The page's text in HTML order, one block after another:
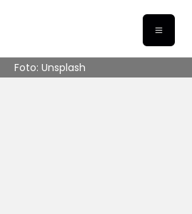
Foto: Unsplash